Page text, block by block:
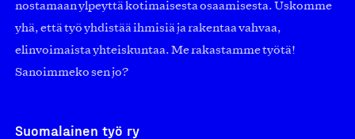
nostamaan ylpeyttä kotimaisesta osaamisesta. Uskomme
yhä, että työ yhdistää ihmisiä ja rakentaa vahvaa,
elinvoimaista yhteiskuntaa. Me rakastamme työtä!
Sanoimmeko sen jo?
Suomalainen työ ry